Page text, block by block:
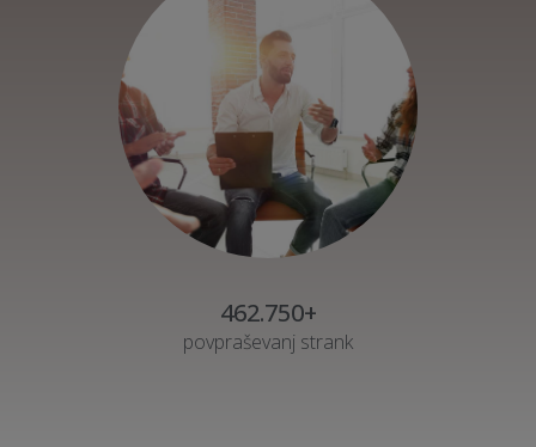
462.750+
povpraševanj strank